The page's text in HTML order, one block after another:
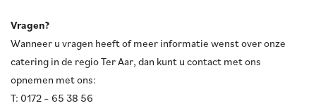
Vragen?
Wanneer u vragen heeft of meer informatie wenst over onze
catering in de regio Ter Aar, dan kunt u contact met ons
opnemen met ons:
T: 0172 – 65 38 56